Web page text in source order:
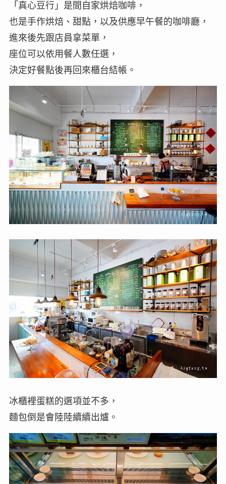
「真心豆行」是間自家烘焙咖啡，
也是手作烘焙、甜點，以及供應早午餐的咖啡廳，
進來後先跟店員拿菜單，
座位可以依用餐人數任選，
決定好餐點後再回來櫃台結帳。
冰櫃裡蛋糕的選項並不多，
麵包倒是會陸陸續續出爐。